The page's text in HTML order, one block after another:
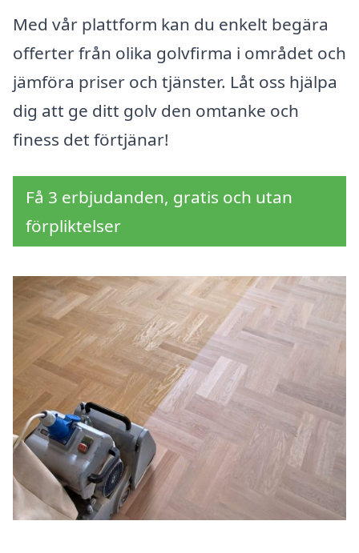
Med vår plattform kan du enkelt begära
offerter från olika golvfirma i området och
jämföra priser och tjänster. Låt oss hjälpa
dig att ge ditt golv den omtanke och
finess det förtjänar!
Få 3 erbjudanden, gratis och utan
förpliktelser